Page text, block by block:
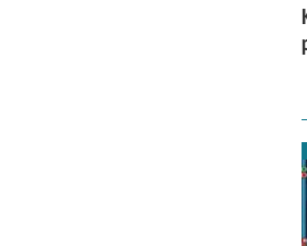
«Marketing e prodotto devono